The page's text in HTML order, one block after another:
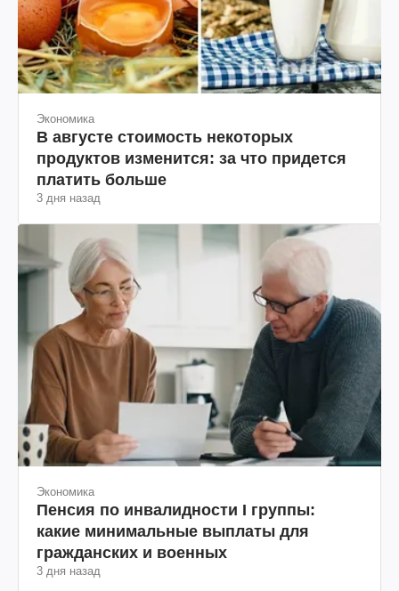
Экономика
В августе стоимость некоторых
продуктов изменится: за что придется
платить больше
3 дня назад
Экономика
Пенсия по инвалидности I группы:
какие минимальные выплаты для
гражданских и военных
3 дня назад